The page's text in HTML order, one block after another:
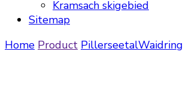
Kramsach skigebied
Sitemap
Home Product PillerseetalWaidring